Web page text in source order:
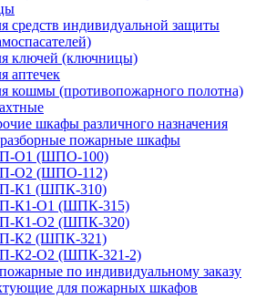
средств индивидуальной защиты
ключей (ключницы)
аптечек
кошмы (противопожарного полотна)
шкафы различного назначения
пожарные шкафы
О1 (ШПО-100)
О2 (ШПО-112)
К1 (ШПК-310)
К1-О1 (ШПК-315)
К1-О2 (ШПК-320)
К2 (ШПК-321)
К2-О2 (ШПК-321-2)
по индивидуальному заказу
для пожарных шкафов